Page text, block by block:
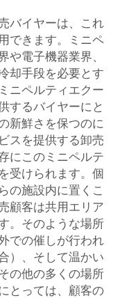
バイヤーは、これ
できます。ミニペ
や電子機器業界、
却手段を必要とす
ニペルティエクー
するバイヤーにと
新鮮さを保つのに
スを提供する卸売
にこのミニペルテ
受けられます。個
の施設内に置くこ
顧客は共用エリア
。そのような場所
での催しが行われ
）、そして温かい
の他の多くの場所
とっては、顧客の